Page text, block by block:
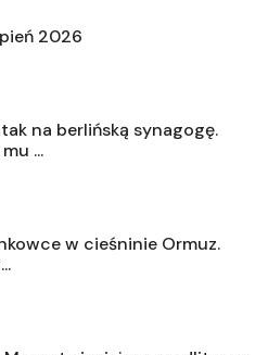
2026
na berlińską synagogę.
...
w cieśninie Ormuz.